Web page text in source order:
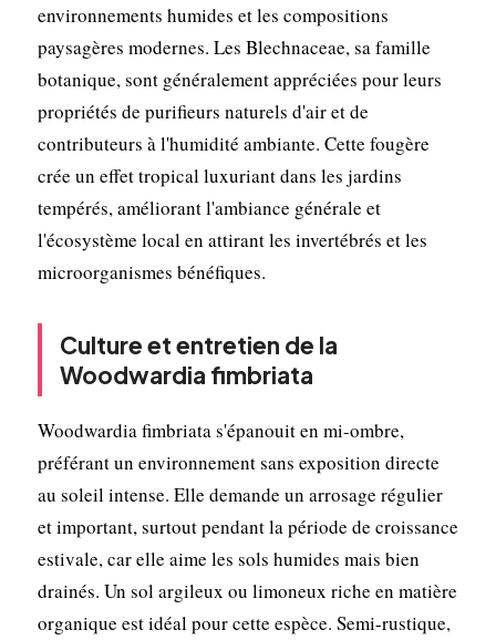
environnements humides et les compositions
paysagères modernes. Les Blechnaceae, sa famille
botanique, sont généralement appréciées pour leurs
propriétés de purifieurs naturels d'air et de
contributeurs à l'humidité ambiante. Cette fougère
crée un effet tropical luxuriant dans les jardins
tempérés, améliorant l'ambiance générale et
l'écosystème local en attirant les invertébrés et les
microorganismes bénéfiques.
Culture et entretien de la
Woodwardia fimbriata
Woodwardia fimbriata s'épanouit en mi-ombre,
préférant un environnement sans exposition directe
au soleil intense. Elle demande un arrosage régulier
et important, surtout pendant la période de croissance
estivale, car elle aime les sols humides mais bien
drainés. Un sol argileux ou limoneux riche en matière
organique est idéal pour cette espèce. Semi-rustique,